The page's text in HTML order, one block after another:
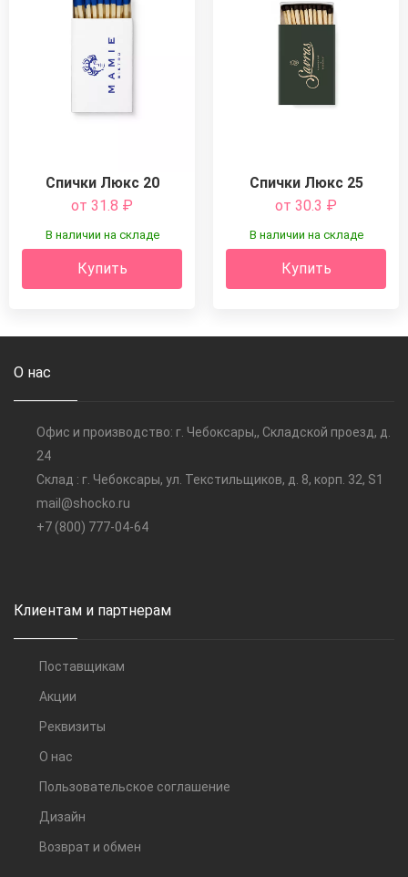
Спички Люкс 20
от 31.8 ₽
В наличии на складе
Купить
Спички Люкс 25
от 30.3 ₽
В наличии на складе
Купить
О нас
Офис и производство: г. Чебоксары,, Складской проезд, д.
24
Склад : г. Чебоксары, ул. Текстильщиков, д. 8, корп. 32, S1
mail@shocko.ru
+7 (800) 777-04-64
Клиентам и партнерам
Поставщикам
Акции
Реквизиты
О нас
Пользовательское соглашение
Дизайн
Возврат и обмен